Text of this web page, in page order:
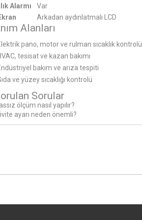
Alarmı
Var
Arkadan aydınlatmalı LCD
Alanları
pano, motor ve rulman sıcaklık kontrolü
tesisat ve kazan bakımı
bakım ve arıza tespiti
ve yüzey sıcaklığı kontrolü
Sorular
ölçüm nasıl yapılır?
ayarı neden önemli?